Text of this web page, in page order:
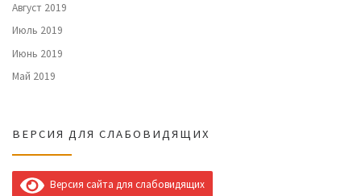
Август 2019
Июль 2019
Июнь 2019
Май 2019
ВЕРСИЯ ДЛЯ СЛАБОВИДЯЩИХ
Версия сайта для слабовидящих